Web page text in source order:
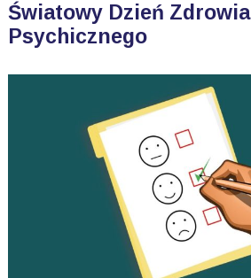
Światowy Dzień Zdrowia
Psychicznego